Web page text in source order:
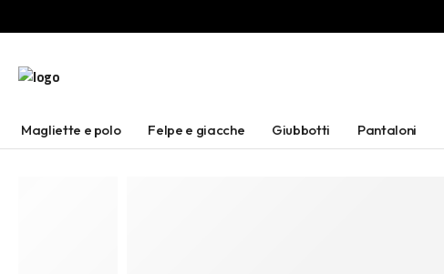
Magliette e polo Felpe e giacche Giubbotti Pantaloni